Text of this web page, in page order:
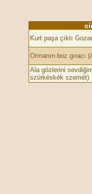
Kurt paşa çıktı
Ormanın boz gıracı
Ala gözlerini
szürkéskék szemét)